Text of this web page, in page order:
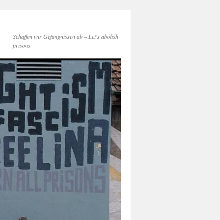
Schaffen wir Gefängnissen ab – Let's abolish
prisons